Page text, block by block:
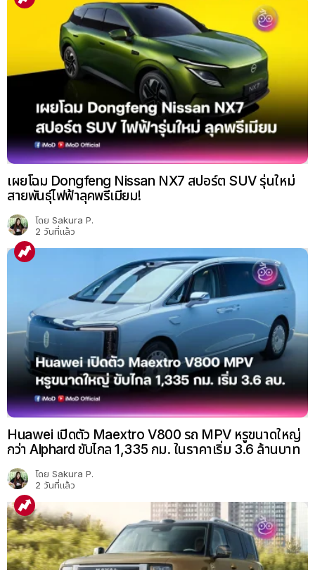
เผยโฉม Dongfeng Nissan NX7 สปอร์ต SUV รุ่นใหม่
สายพันธุ์ไฟฟ้าลุคพรีเมียม!
โดย Sakura P.
2 วันที่แล้ว
Huawei เปิดตัว Maextro V800 รถ MPV หรูขนาดใหญ่
กว่า Alphard ขับไกล 1,335 กม. ในราคาเริ่ม 3.6 ล้านบาท
โดย Sakura P.
2 วันที่แล้ว